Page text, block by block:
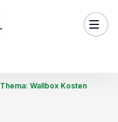
Thema: Wallbox Kosten